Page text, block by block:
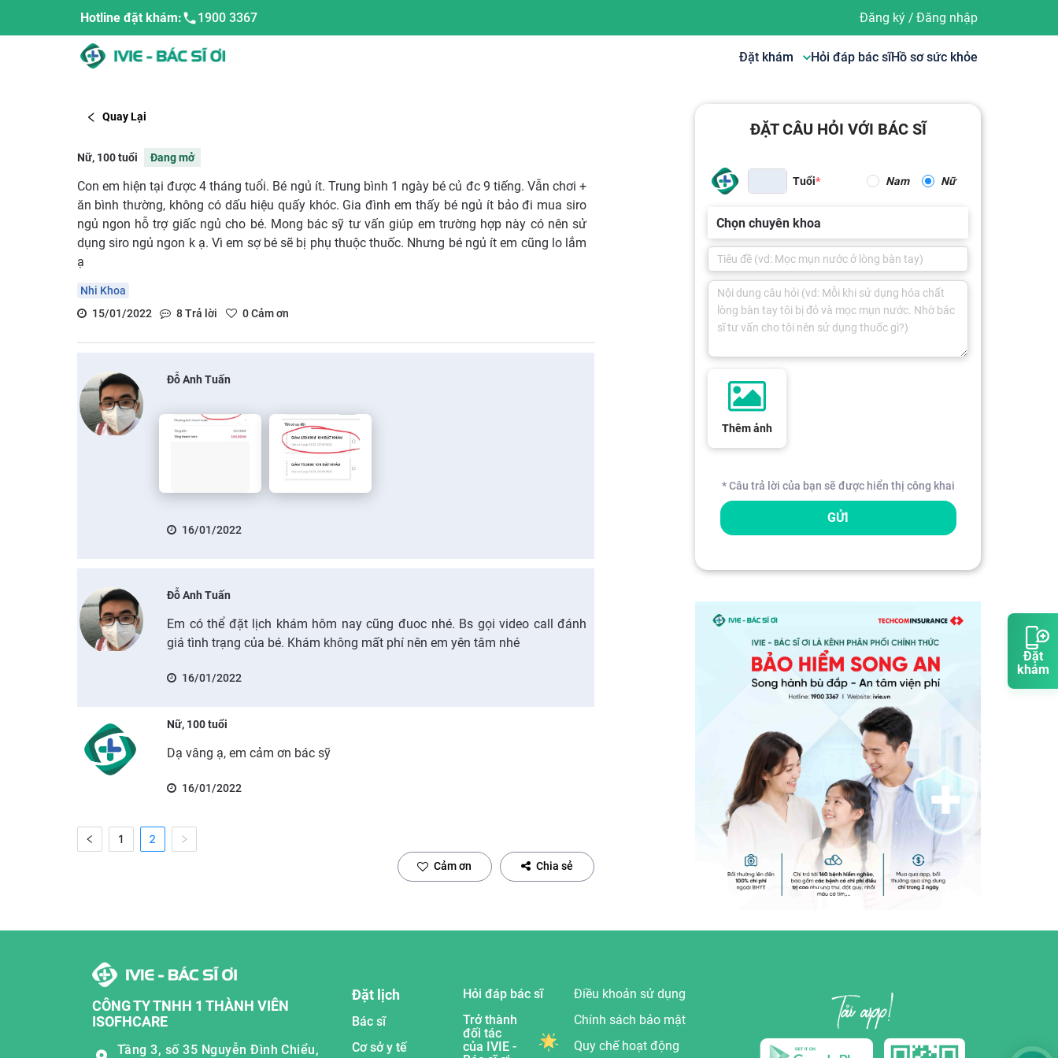
Đặt
khám
Hotline đặt khám: 1900 3367 Đăng ký/ Đăng nhập
Đặt khám Hỏi đáp bác sĩHồ sơ sức khỏe
Quay Lại
Nữ, 100 tuổi Đang mở
Con em hiện tại được 4 tháng tuổi. Bé ngủ ít. Trung bình 1 ngày bé củ đc 9 tiếng. Vẫn chơi +
ăn bình thường, không có dấu hiệu quấy khóc. Gia đình em thấy bé ngủ ít bảo đi mua siro
ngủ ngon hỗ trợ giấc ngủ cho bé. Mong bác sỹ tư vấn giúp em trường hợp này có nên sử
dụng siro ngủ ngon k ạ. Vì em sợ bé sẽ bị phụ thuộc thuốc. Nhưng bé ngủ ít em cũng lo lắm
ạ
Nhi Khoa
15/01/2022
8Trả lời 0Cảm ơn
Đỗ Anh Tuấn
16/01/2022
Đỗ Anh Tuấn
Em có thể đặt lịch khám hôm nay cũng đuoc nhé. Bs gọi video call đánh
giá tình trạng của bé. Khám không mất phí nên em yên tâm nhé
16/01/2022
Nữ, 100 tuổi
Dạ vâng ạ, em cảm ơn bác sỹ
16/01/2022
1 2
Cảm ơn Chia sẻ
ĐẶT CÂU HỎI VỚI BÁC SĨ
Tuổi Nam Nữ
Chọn chuyên khoa
Thêm ảnh
* Câu trả lời của bạn sẽ được hiển thị công khai
GỬI
CÔNG TY TNHH 1 THÀNH VIÊN
ISOFHCARE
Tầng 3, số 35 Nguyễn Đình Chiểu,
Đặt lịch
Bác sĩ
Cơ sở y tế
Hỏi đáp bác sĩ
Trở thành
đối tác
của IVIE -
Điều khoản sử dụng
Chính sách bảo mật
Quy chế hoạt động